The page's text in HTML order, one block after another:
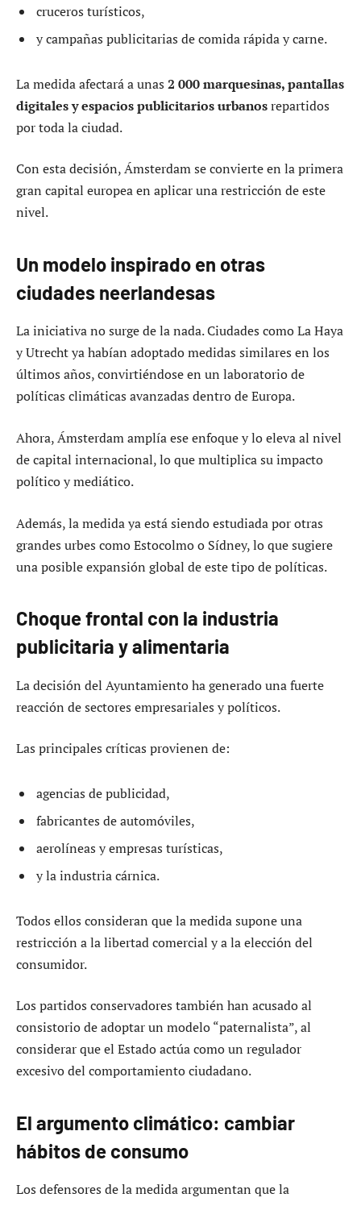
cruceros turísticos,
y campañas publicitarias de comida rápida y carne.
La medida afectará a unas 2 000 marquesinas, pantallas
digitales y espacios publicitarios urbanosrepartidos
por toda la ciudad.
Con esta decisión, Ámsterdam se convierte en la primera
gran capital europea en aplicar una restricción de este
nivel.
Un modelo inspirado en otras
ciudades neerlandesas
La iniciativa no surge de la nada. Ciudades como La Haya
y Utrecht ya habían adoptado medidas similares en los
últimos años, convirtiéndose en un laboratorio de
políticas climáticas avanzadas dentro de Europa.
Ahora, Ámsterdam amplía ese enfoque y lo eleva al nivel
de capital internacional, lo que multiplica su impacto
político y mediático.
Además, la medida ya está siendo estudiada por otras
grandes urbes como Estocolmo o Sídney, lo que sugiere
una posible expansión global de este tipo de políticas.
Choque frontal con la industria
publicitaria y alimentaria
La decisión del Ayuntamiento ha generado una fuerte
reacción de sectores empresariales y políticos.
Las principales críticas provienen de:
agencias de publicidad,
fabricantes de automóviles,
aerolíneas y empresas turísticas,
y la industria cárnica.
Todos ellos consideran que la medida supone una
restricción a la libertad comercial y a la elección del
consumidor.
Los partidos conservadores también han acusado al
consistorio de adoptar un modelo “paternalista”, al
considerar que el Estado actúa como un regulador
excesivo del comportamiento ciudadano.
El argumento climático: cambiar
hábitos de consumo
Los defensores de la medida argumentan que la